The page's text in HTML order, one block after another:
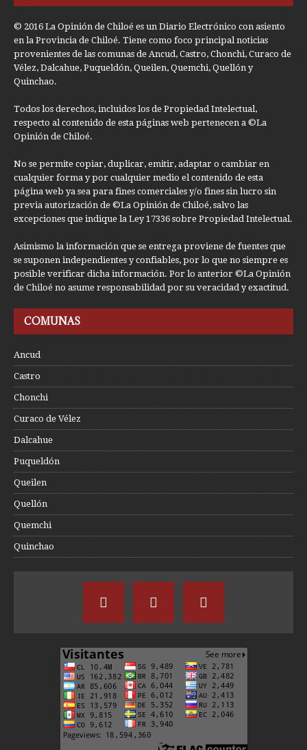
© 2016 La Opinión de Chiloé es un Diario Electrónico con asiento
en la Provincia de Chiloé. Tiene como foco principal noticias
provenientes de las comunas de Ancud, Castro, Chonchi, Curaco de
Vélez, Dalcahue, Puqueldón, Queilen, Quemchi, Quellón y
Quinchao.
Todos los derechos, incluidos los de Propiedad Intelectual,
respecto al contenido de esta páginas web pertenecen a ©La
Opinión de Chiloé.
No se permite copiar, duplicar, emitir, adaptar o cambiar en
cualquier forma y por cualquier medio el contenido de esta
página web ya sea para fines comerciales y/o fines sin lucro sin
previa autorización de ©La Opinión de Chiloé, salvo las
excepciones que indique la Ley 17336 sobre Propiedad Intelectual.
Asimismo la información que se entrega proviene de fuentes que
se suponen independientes y confiables, por lo que no siempre es
posible verificar dicha información. Por lo anterior ©La Opinión
de Chiloé no asume responsabilidad por su veracidad y exactitud.
COMUNAS
Ancud
Castro
Chonchi
Curaco de Vélez
Dalcahue
Puqueldón
Queilen
Quellón
Quemchi
Quinchao